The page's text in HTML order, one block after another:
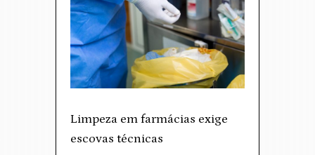
Limpeza em farmácias exige
escovas técnicas